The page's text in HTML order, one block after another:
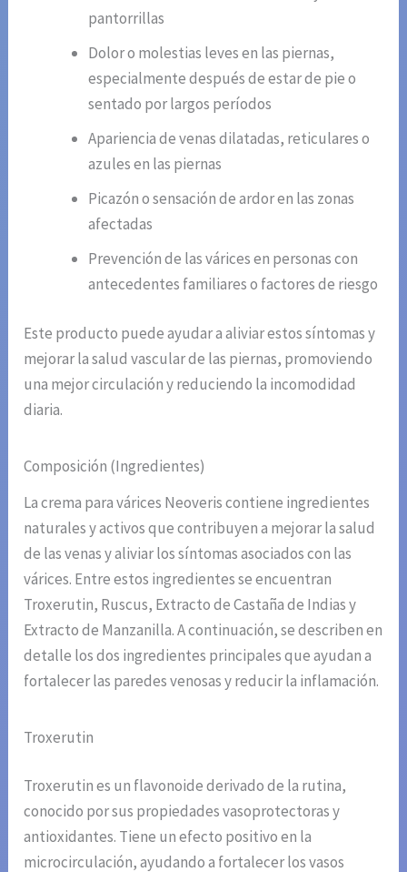
pantorrillas
Dolor o molestias leves en las piernas,
especialmente después de estar de pie o
sentado por largos períodos
Apariencia de venas dilatadas, reticulares o
azules en las piernas
Picazón o sensación de ardor en las zonas
afectadas
Prevención de las várices en personas con
antecedentes familiares o factores de riesgo
Este producto puede ayudar a aliviar estos síntomas y
mejorar la salud vascular de las piernas, promoviendo
una mejor circulación y reduciendo la incomodidad
diaria.
Composición (Ingredientes)
La crema para várices Neoveris contiene ingredientes
naturales y activos que contribuyen a mejorar la salud
de las venas y aliviar los síntomas asociados con las
várices. Entre estos ingredientes se encuentran
Troxerutin, Ruscus, Extracto de Castaña de Indias y
Extracto de Manzanilla. A continuación, se describen en
detalle los dos ingredientes principales que ayudan a
fortalecer las paredes venosas y reducir la inflamación.
Troxerutin
Troxerutin es un flavonoide derivado de la rutina,
conocido por sus propiedades vasoprotectoras y
antioxidantes. Tiene un efecto positivo en la
microcirculación, ayudando a fortalecer los vasos